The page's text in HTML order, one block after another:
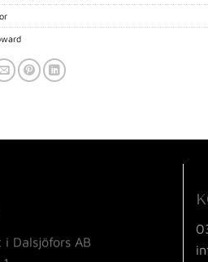
Dalsjöfors AB